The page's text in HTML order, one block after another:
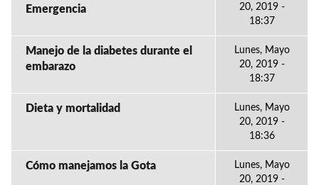
Emergencia
20, 2019 -
18:37
Manejo de la diabetes durante el
embarazo
Lunes, Mayo
20, 2019 -
18:37
Dieta y mortalidad
Lunes, Mayo
20, 2019 -
18:36
Cómo manejamos la Gota
Lunes, Mayo
20, 2019 -